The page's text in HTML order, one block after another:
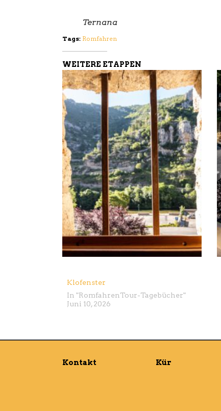
Ternana
Tags: Romfahren
WEITERE ETAPPEN
Klofenster
In "RomfahrenTour-Tagebücher"
Juni 10, 2026
Kontakt Kür